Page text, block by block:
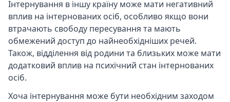
Інтернування в іншу країну може мати негативний
вплив на інтернованих осіб, особливо якщо вони
втрачають свободу пересування та мають
обмежений доступ до найнеобхідніших речей.
Також, відділення від родини та близьких може мати
додатковий вплив на психічний стан інтернованих
осіб.
Хоча інтернування може бути необхідним заходом